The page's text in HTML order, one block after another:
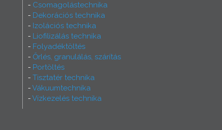
Csomagolástechnika
Dekorációs technika
Izolációs technika
Liofilizálás technika
Folyadéktöltés
Őrlés, granulálás, szárítás
Portöltés
Tisztatér technika
Vákuumtechnika
Vízkezelés technika